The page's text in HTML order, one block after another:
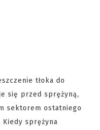
tłoka do
się przed sprężyną,
sektorem ostatniego
Kiedy sprężyna